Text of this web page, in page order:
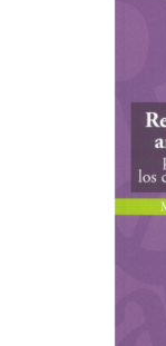
POLÍTICA DE
PERSONALES